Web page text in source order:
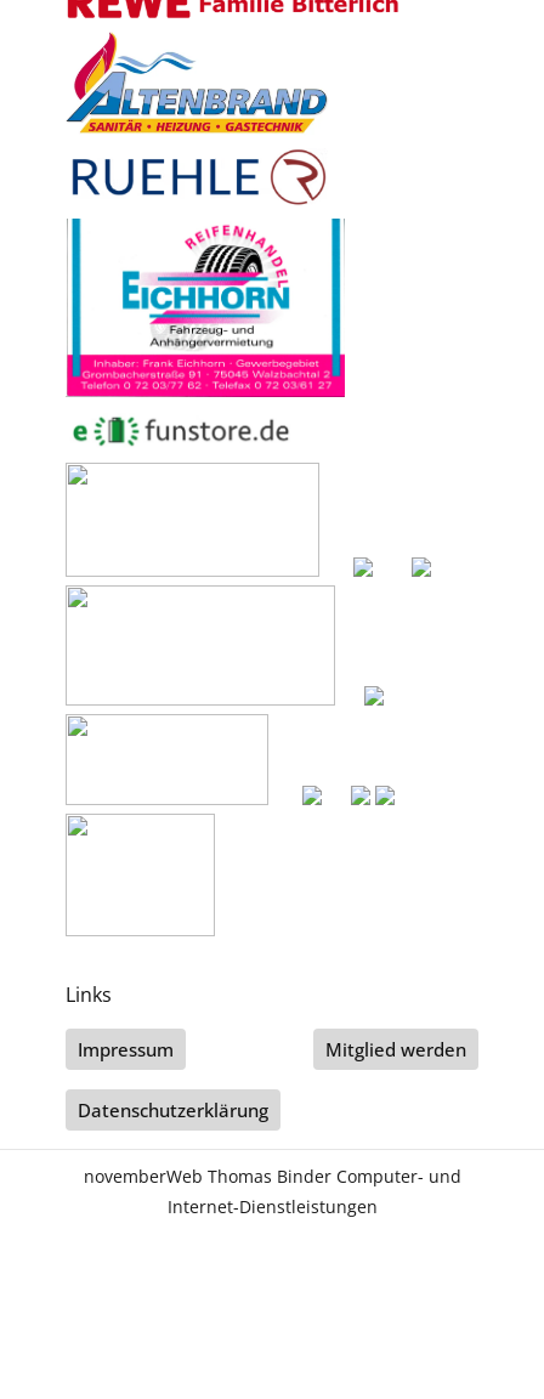
Links
Impressum
Datenschutzerklärung
Mitglied werden
novemberWeb Thomas Binder Computer- und
Internet-Dienstleistungen